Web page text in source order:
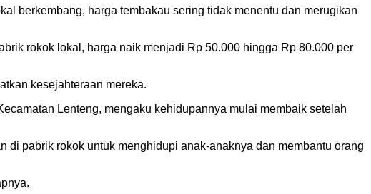
berkembang, harga tembakau sering tidak menentu dan merugikan
rokok lokal, harga naik menjadi Rp 50.000 hingga Rp 80.000 per
kesejahteraan mereka.
Lenteng, mengaku kehidupannya mulai membaik setelah
pabrik rokok untuk menghidupi anak-anaknya dan membantu orang